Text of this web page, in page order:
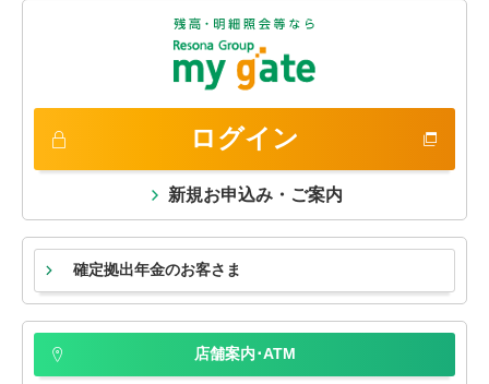
ログイン
新規お申込み・ご案内
確定拠出年金のお客さま
店舗案内･ATM